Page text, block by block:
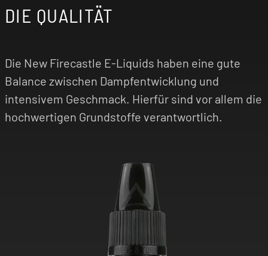
DIE QUALITÄT
Die New Firecastle E-Liquids haben eine gute
Balance zwischen Dampfentwicklung und
intensivem Geschmack. Hierfür sind vor allem die
hochwertigen Grundstoffe verantwortlich.